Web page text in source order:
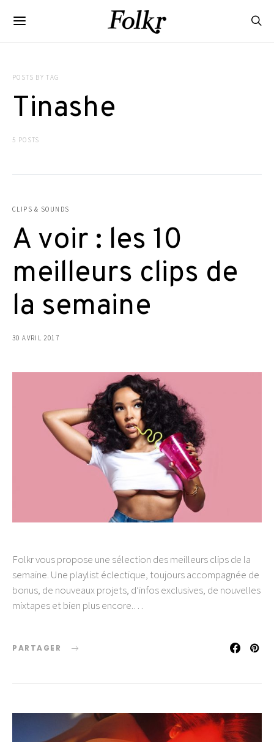
POSTS BY TAG
Tinashe
5 POSTS
CLIPS & SOUNDS
A voir : les 10
meilleurs clips de
la semaine
30 AVRIL 2017
Folkr vous propose une sélection des meilleurs clips de la
semaine. Une playlist éclectique, toujours accompagnée de
bonus, de nouveaux projets, d’infos exclusives, de nouvelles
mixtapes et bien plus encore.…
PARTAGER